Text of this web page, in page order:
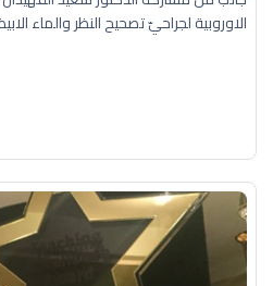
الاوروبية لجراحيّ تصحيح النظر والماء